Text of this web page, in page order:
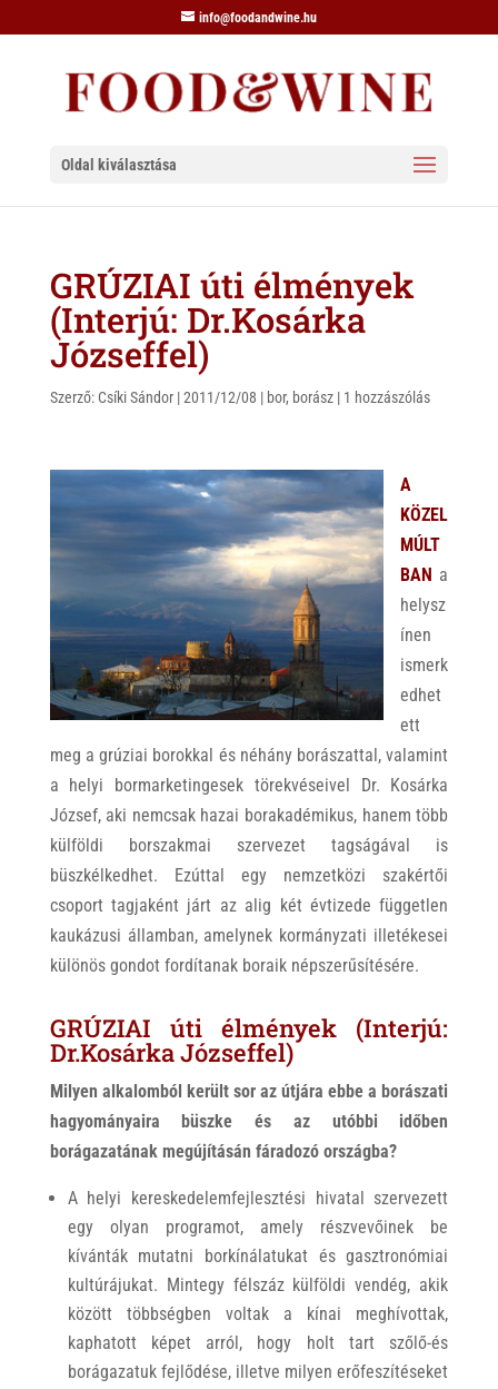
info@foodandwine.hu
Oldal kiválasztása
GRÚZIAI úti élmények
(Interjú: Dr.Kosárka
Józseffel)
Szerző: Csíki Sándor|2011/12/08 | bor, borász| 1 hozzászólás
A
KÖZEL
MÚLT
BAN a
helysz
ínen
ismerk
edhet
ett
meg a grúziai borokkal és néhány borászattal, valamint
a helyi bormarketingesek törekvéseivel Dr. Kosárka
József, aki nemcsak hazai borakadémikus, hanem több
külföldi borszakmai szervezet tagságával is
büszkélkedhet. Ezúttal egy nemzetközi szakértői
csoport tagjaként járt az alig két évtizede független
kaukázusi államban, amelynek kormányzati illetékesei
különös gondot fordítanak boraik népszerűsítésére.
GRÚZIAI úti élmények (Interjú:
Dr.Kosárka Józseffel)
Milyen alkalomból került sor az útjára ebbe a borászati
hagyományaira büszke és az utóbbi időben
borágazatának megújításán fáradozó országba?
A helyi kereskedelemfejlesztési hivatal szervezett
egy olyan programot, amely részvevőinek be
kívánták mutatni borkínálatukat és gasztronómiai
kultúrájukat. Mintegy félszáz külföldi vendég, akik
között többségben voltak a kínai meghívottak,
kaphatott képet arról, hogy holt tart szőlő-és
borágazatuk fejlődése, illetve milyen erőfeszítéseket